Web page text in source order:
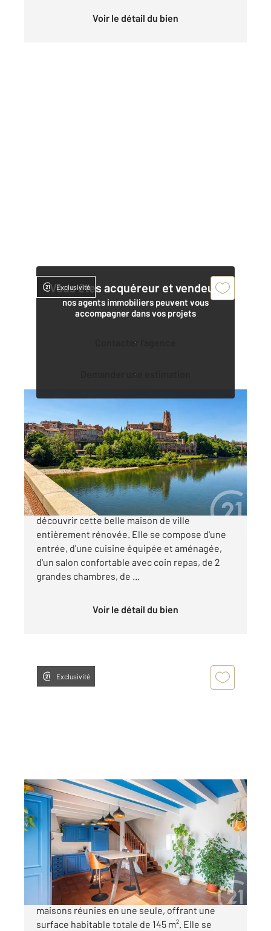
Voir le détail du bien
Vous êtes acquéreur et vendeur,
nos agents immobiliers peuvent vous
accompagner dans vos projets
Contacter l'agence
Demander une estimation
Exclusivité
75 m
, 4 pièces
Ref : 13098
Maison à vendre
175 000 €
ALBI à deux pas de la Cathédrale, venez
découvrir cette belle maison de ville
entièrement rénovée. Elle se compose d'une
entrée, d'une cuisine équipée et aménagée,
d'un salon confortable avec coin repas, de 2
grandes chambres, de ...
Voir le détail du bien
Exclusivité
ALBI 81
145 m2, 4 pièces
Ref : 13395
Maison à vendre
249 000 €
ALBI, ensemble immobilier comprenant deux
maisons réunies en une seule, offrant une
surface habitable totale de 145 m². Elle se